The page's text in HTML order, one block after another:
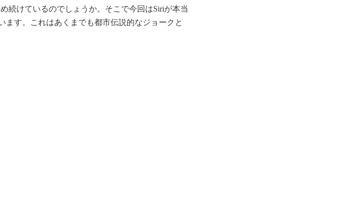
続けているのでしょうか。そこで今回はSiriが本当
す。これはあくまでも都市伝説的なジョークと